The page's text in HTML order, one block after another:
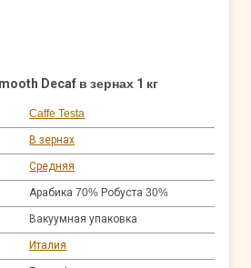
Decaf в зернах 1 кг
Caffe Testa
В зернах
Средняя
Арабика 70% Робуста 30%
Вакуумная упаковка
Италия